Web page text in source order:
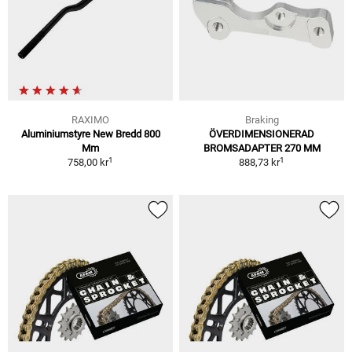
RAXIMO
Aluminiumstyre New Bredd 800
Mm
758,00 kr1
Braking
ÖVERDIMENSIONERAD
BROMSADAPTER 270 MM
888,73 kr1